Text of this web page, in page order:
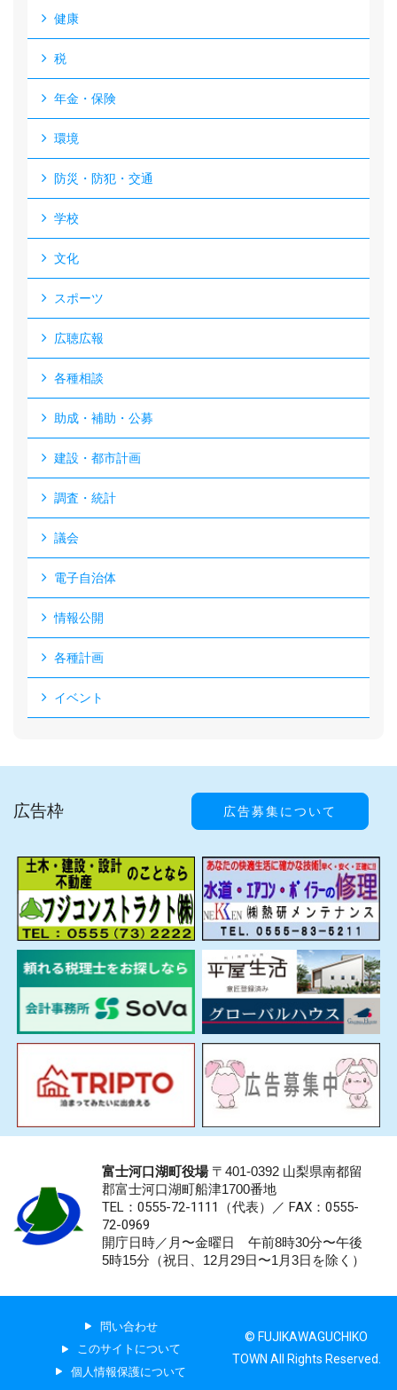
健康
税
年金・保険
環境
防災・防犯・交通
学校
文化
スポーツ
広聴広報
各種相談
助成・補助・公募
建設・都市計画
調査・統計
議会
電子自治体
情報公開
各種計画
イベント
広告枠 広告募集について
富士河口湖町役場〒401-0392 山梨県南都留
郡富士河口湖町船津1700番地
TEL：0555-72-1111 （代表）／ FAX：0555-
72-0969
開庁日時／月〜金曜日 午前8時30分〜午後
5時15分（祝日、12月29日〜1月3日を除く）
問い合わせ
このサイトについて
個人情報保護について
© FUJIKAWAGUCHIKO
TOWN All Rights Reserved.